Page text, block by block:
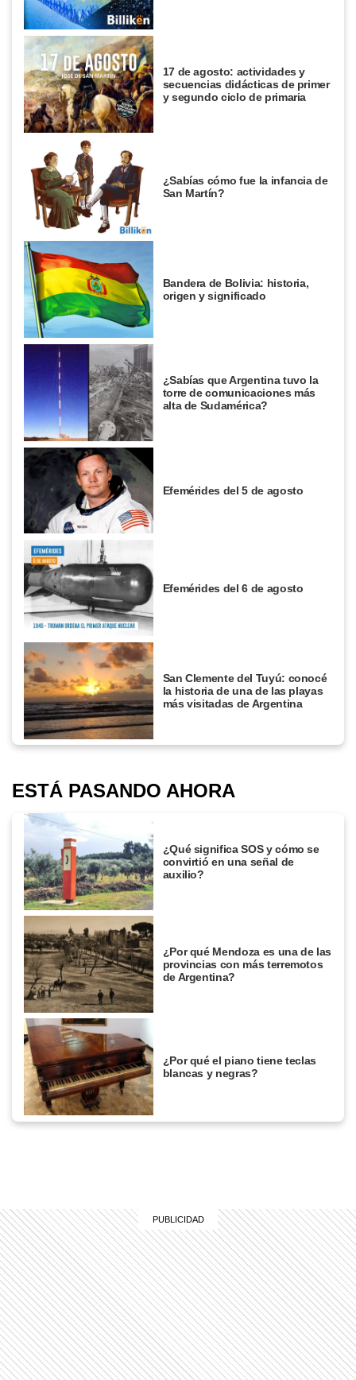
17 de agosto: actividades y
secuencias didácticas de primer
y segundo ciclo de primaria
¿Sabías cómo fue la infancia de
San Martín?
Bandera de Bolivia: historia,
origen y significado
¿Sabías que Argentina tuvo la
torre de comunicaciones más
alta de Sudamérica?
Efemérides del 5 de agosto
Efemérides del 6 de agosto
San Clemente del Tuyú: conocé
la historia de una de las playas
más visitadas de Argentina
ESTÁ PASANDO AHORA
¿Qué significa SOS y cómo se
convirtió en una señal de
auxilio?
¿Por qué Mendoza es una de las
provincias con más terremotos
de Argentina?
¿Por qué el piano tiene teclas
blancas y negras?